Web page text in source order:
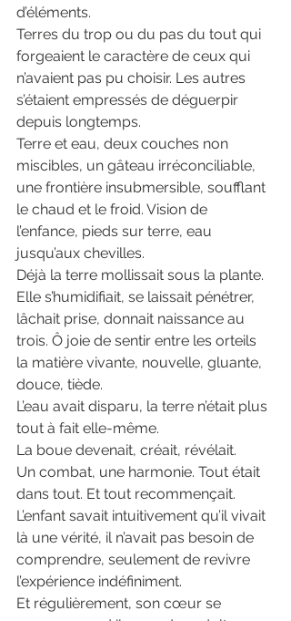
d’éléments.
Terres du trop ou du pas du tout qui
forgeaient le caractère de ceux qui
n’avaient pas pu choisir. Les autres
s’étaient empressés de déguerpir
depuis longtemps.
Terre et eau, deux couches non
miscibles, un gâteau irréconciliable,
une frontière insubmersible, soufflant
le chaud et le froid. Vision de
l’enfance, pieds sur terre, eau
jusqu’aux chevilles.
Déjà la terre mollissait sous la plante.
Elle s’humidifiait, se laissait pénétrer,
lâchait prise, donnait naissance au
trois. Ô joie de sentir entre les orteils
la matière vivante, nouvelle, gluante,
douce, tiède.
L’eau avait disparu, la terre n’était plus
tout à fait elle-même.
La boue devenait, créait, révélait.
Un combat, une harmonie. Tout était
dans tout. Et tout recommençait.
L’enfant savait intuitivement qu’il vivait
là une vérité, il n’avait pas besoin de
comprendre, seulement de revivre
l’expérience indéfiniment.
Et régulièrement, son cœur se